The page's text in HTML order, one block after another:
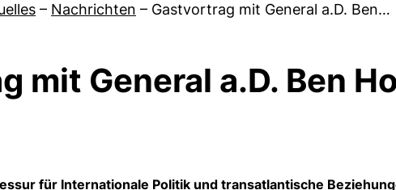
– Nachrichten – Gastvortrag mit General a.D. Ben…
mit General a.D. Ben
für Internationale Politik und transatlantische